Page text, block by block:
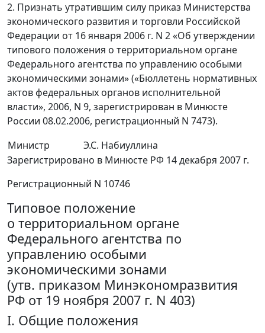
2. Признать утратившим силу приказ Министерства
экономического развития и торговли Российской
Федерации от 16 января 2006 г. N 2 «Об утверждении
типового положения о территориальном органе
Федерального агентства по управлению особыми
экономическими зонами» («Бюллетень нормативных
актов федеральных органов исполнительной
власти», 2006, N 9, зарегистрирован в Минюсте
России 08.02.2006, регистрационный N 7473).
Министр
Э.С. Набиуллина
Зарегистрировано в Минюсте РФ 14 декабря 2007 г.
Регистрационный N 10746
Типовое положение
о территориальном органе
Федерального агентства по
управлению особыми
экономическими зонами
(утв. приказом Минэкономразвития
РФ от 19 ноября 2007 г. N 403)
I. Общие положения